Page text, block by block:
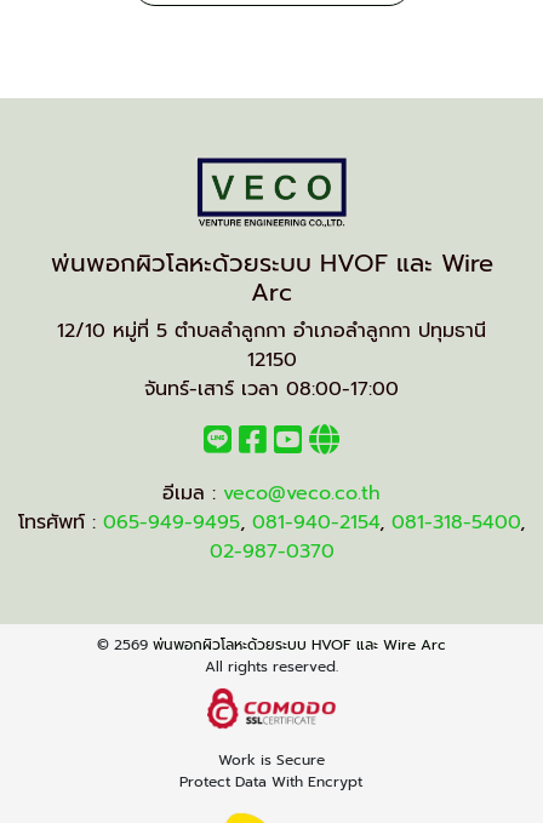
พ่นพอกผิวโลหะด้วยระบบ HVOF และ Wire
Arc
12/10 หมู่ที่ 5 ตำบลลำลูกกา อำเภอลำลูกกา ปทุมธานี
12150
จันทร์-เสาร์ เวลา 08:00-17:00
อีเมล : veco@veco.co.th
โทรศัพท์ : 065-949-9495, 081-940-2154, 081-318-5400,
02-987-0370
© 2569 พ่นพอกผิวโลหะด้วยระบบ HVOF และ Wire Arc
All rights reserved.
Work is Secure
Protect Data With Encrypt